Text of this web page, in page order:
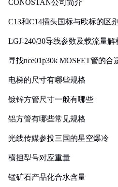
CONOSTAN公司简介
C13和C14插头国标与欧标的区
LGJ-240/30导线参数及载流量解
寻找nce01p30k MOSFET管的合
电梯的尺寸有哪些规格
镀锌方管尺寸一般有哪些
铝方管有哪些常见规格
光线传媒参投三国的星空爆冷
横担型号对应重量
锰矿石产品化合水含量